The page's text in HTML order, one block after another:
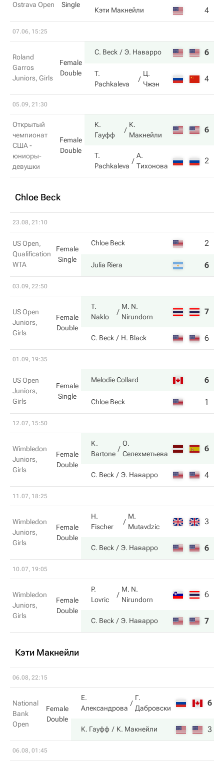
Ostrava Open
Single
Кэти Макнейли 4
07.06, 15:25
Roland
Garros
Juniors, Girls
Female
Double
C. Beck Э. Наварро 6
T.
Pachkaleva
Ц.
Чжэн
4
05.09, 21:30
Открытый
чемпионат
США -
юниоры-
девушки
Female
Double
К.
Гауфф
К.
Макнейли
6
T.
Pachkaleva
А.
Тихонова
2
Chloe Beck
23.08, 21:10
US Open,
Qualification
WTA
Female
Single
Chloe Beck 2
Julia Riera 6
03.09, 22:50
US Open
Juniors,
Girls
Female
Double
T.
Naklo
M. N.
Nirundorn
7
C. Beck H. Black 6
01.09, 19:35
US Open
Juniors,
Girls
Female
Single
Melodie Collard 6
Chloe Beck 1
12.07, 15:50
Wimbledon
Juniors,
Girls
Female
Double
K.
Bartone
О.
Селехметьева
6
C. Beck Э. Наварро 4
11.07, 18:25
Wimbledon
Juniors,
Girls
Female
Double
H.
Fischer
M.
Mutavdzic
3
C. Beck Э. Наварро 6
10.07, 19:05
Wimbledon
Juniors,
Girls
Female
Double
P.
Lovric
M. N.
Nirundorn
6
C. Beck Э. Наварро 7
Кэти Макнейли
06.08, 22:15
National
Bank
Open
Female
Double
Е.
Александрова
Г.
Дабровски
6
К. Гауфф К. Макнейли 3
06.08, 01:45